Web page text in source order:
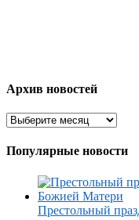
Архив новостей
Популярные новости
Престольный